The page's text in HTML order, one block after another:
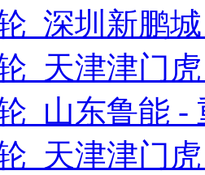
深圳新鹏
天津津门
山东鲁能 -
天津津门